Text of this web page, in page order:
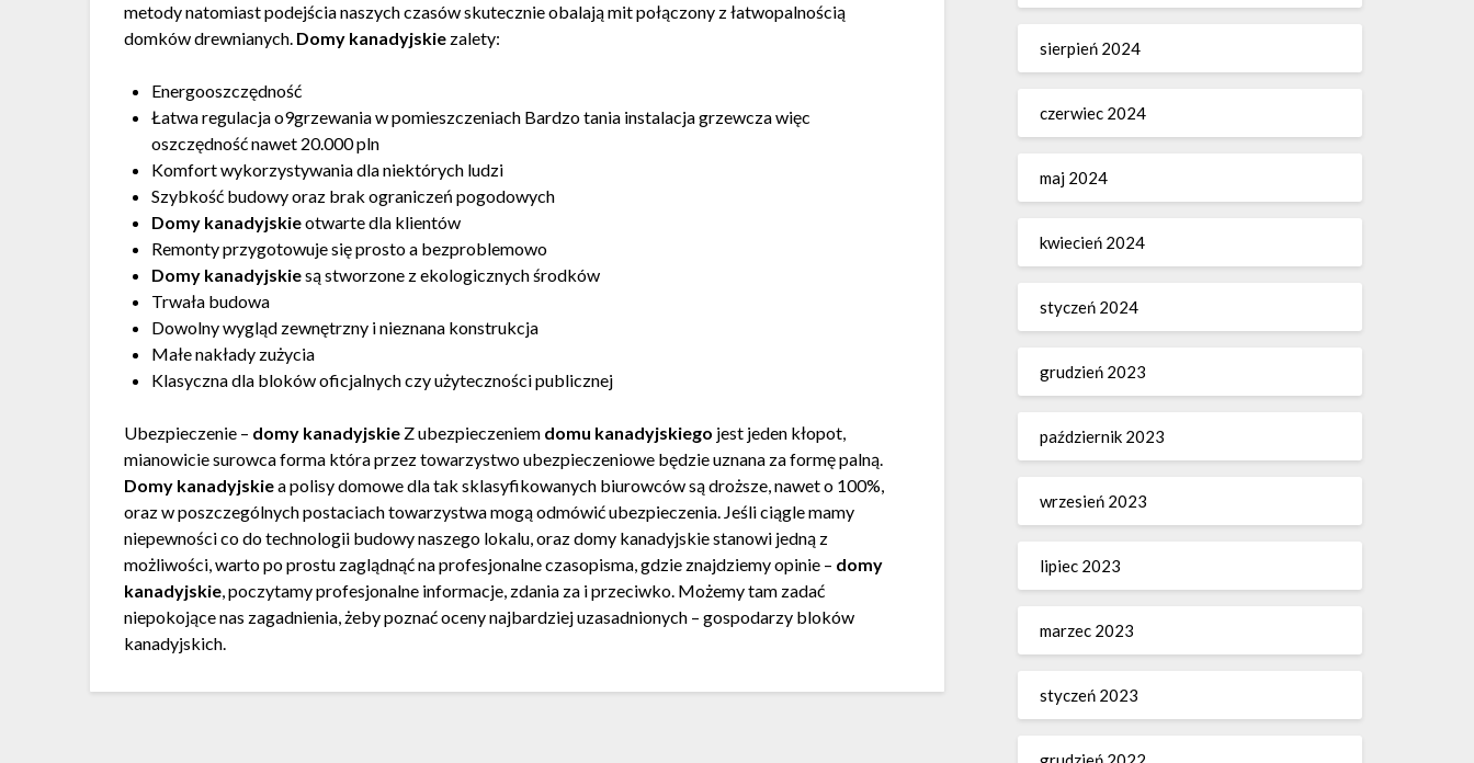
metody natomiast podejścia naszych czasów skutecznie obalają mit połączony z łatwopalnością
domków drewnianych. Domy kanadyjskie zalety:
Energooszczędność
Łatwa regulacja o9grzewania w pomieszczeniach Bardzo tania instalacja grzewcza więc
oszczędność nawet 20.000 pln
Komfort wykorzystywania dla niektórych ludzi
Szybkość budowy oraz brak ograniczeń pogodowych
Domy kanadyjskieotwarte dla klientów
Remonty przygotowuje się prosto a bezproblemowo
Domy kanadyjskiesą stworzone z ekologicznych środków
Trwała budowa
Dowolny wygląd zewnętrzny i nieznana konstrukcja
Małe nakłady zużycia
Klasyczna dla bloków oficjalnych czy użyteczności publicznej
Ubezpieczenie – domy kanadyjskie Z ubezpieczeniem domu kanadyjskiego jest jeden kłopot,
mianowicie surowca forma która przez towarzystwo ubezpieczeniowe będzie uznana za formę palną.
Domy kanadyjskiea polisy domowe dla tak sklasyfikowanych biurowców są droższe, nawet o 100%,
oraz w poszczególnych postaciach towarzystwa mogą odmówić ubezpieczenia. Jeśli ciągle mamy
niepewności co do technologii budowy naszego lokalu, oraz domy kanadyjskie stanowi jedną z
możliwości, warto po prostu zaglądnąć na profesjonalne czasopisma, gdzie znajdziemy opinie – domy
kanadyjskie, poczytamy profesjonalne informacje, zdania za i przeciwko. Możemy tam zadać
niepokojące nas zagadnienia, żeby poznać oceny najbardziej uzasadnionych – gospodarzy bloków
kanadyjskich.
sierpień 2024
czerwiec 2024
maj 2024
kwiecień 2024
styczeń 2024
grudzień 2023
październik 2023
wrzesień 2023
lipiec 2023
marzec 2023
styczeń 2023